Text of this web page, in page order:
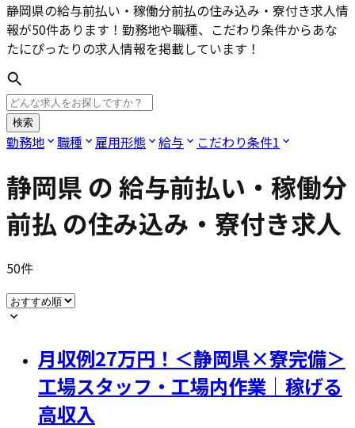
静岡県の給与前払い・稼働分前払の住み込み・寮付き求人情
報が50件あります！勤務地や職種、こだわり条件からあな
たにぴったりの求人情報を掲載しています！
検索
勤務地 職種 雇用形態 給与 こだわり条件1
静岡県 の給与前払い・稼働分
前払 の住み込み・寮付き求人
50件
月収例27万円！＜静岡県×寮完備＞
工場スタッフ・工場内作業｜稼げる
高収入